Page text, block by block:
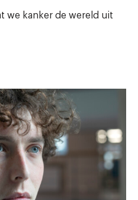
we kanker de wereld uit